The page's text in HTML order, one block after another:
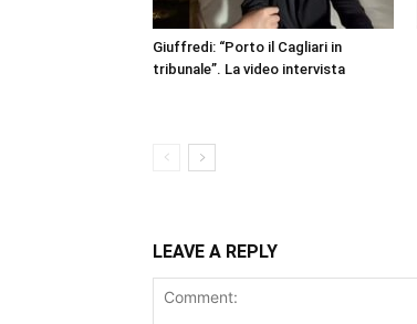
Giuffredi: “Porto il Cagliari in
tribunale”. La video intervista
LEAVE A REPLY